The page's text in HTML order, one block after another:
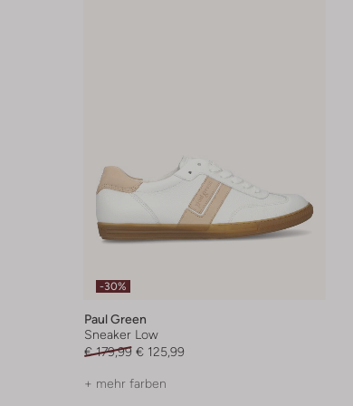
-30%
Paul Green
Sneaker Low
€ 179,99 € 125,99
+ mehr farben